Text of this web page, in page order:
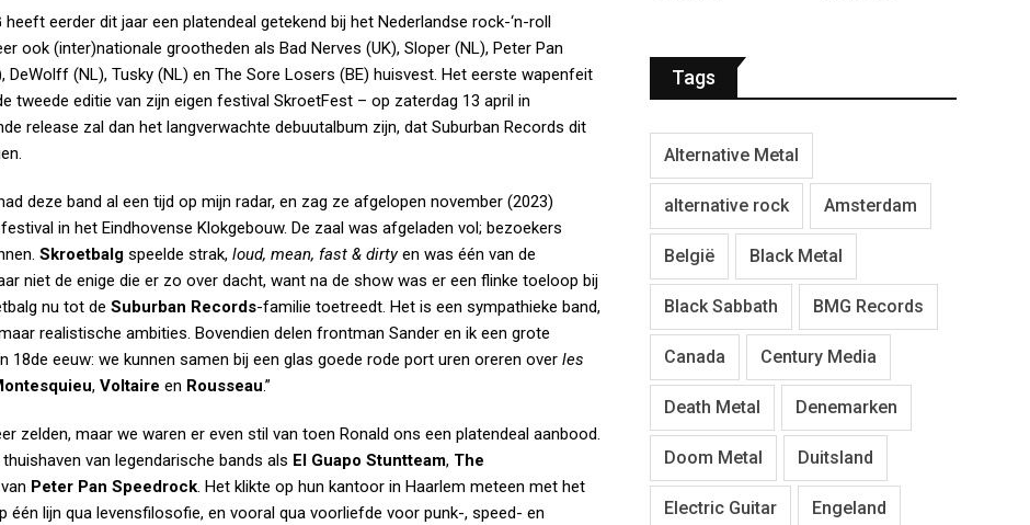
heeft eerder dit jaar een platendeal getekend bij het Nederlandse rock-‘n-roll
ook (inter)nationale grootheden als Bad Nerves (UK), Sloper (NL), Peter Pan
DeWolff (NL), Tusky (NL) en The Sore Losers (BE) huisvest. Het eerste wapenfeit
tweede editie van zijn eigen festival SkroetFest – op zaterdag 13 april in
release zal dan het langverwachte debuutalbum zijn, dat Suburban Records dit
deze band al een tijd op mijn radar, en zag ze afgelopen november (2023)
in het Eindhovense Klokgebouw. De zaal was afgeladen vol; bezoekers
Skroetbalg speelde strak, loud, mean, fast & dirtyen was één van de
niet de enige die er zo over dacht, want na de show was er een flinke toeloop bij
nu tot de Suburban Records-familie toetreedt. Het is een sympathieke band,
realistische ambities. Bovendien delen frontman Sander en ik een grote
eeuw: we kunnen samen bij een glas goede rode port uren oreren over les
, Voltaire en Rousseau.”
zelden, maar we waren er even stil van toen Ronald ons een platendeal aanbood.
van legendarische bands als El Guapo Stuntteam, The
Peter Pan Speedrock. Het klikte op hun kantoor in Haarlem meteen met het
één lijn qua levensfilosofie, en vooral qua voorliefde voor punk-, speed- en
Tags
Alternative Metal
alternative rock Amsterdam
België Black Metal
Black Sabbath BMG Records
Canada Century Media
Death Metal Denemarken
Doom Metal Duitsland
Electric Guitar Engeland